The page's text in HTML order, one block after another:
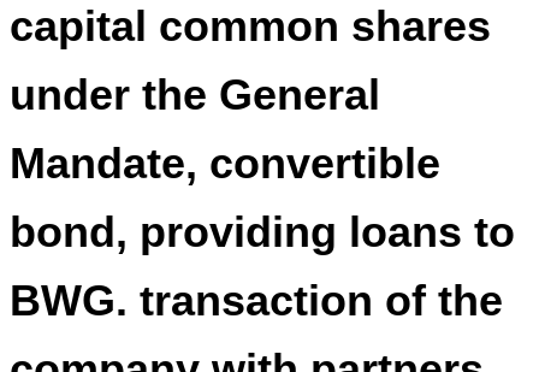
capital common shares
under the General
Mandate, convertible
bond, providing loans to
BWG. transaction of the